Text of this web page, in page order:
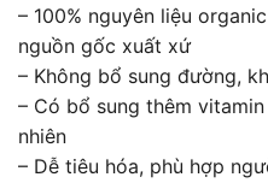
– 100% nguyên liệu
nguồn gốc xuất xứ
– Không bổ sung đường,
– Có bổ sung thêm
nhiên
– Dễ tiêu hóa, phù hợp